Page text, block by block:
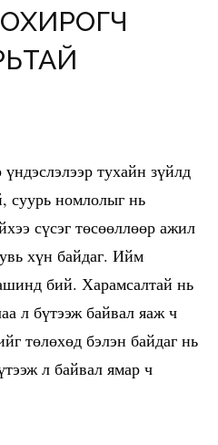
тухайн зүйлд
суурь номлолыг нь
сүсэг төсөөллөөр ажил
хүн байдаг. Ийм
бий. Харамсалтай нь
л бүтээж байвал яаж ч
төлөхөд бэлэн байдаг нь
л байвал ямар ч